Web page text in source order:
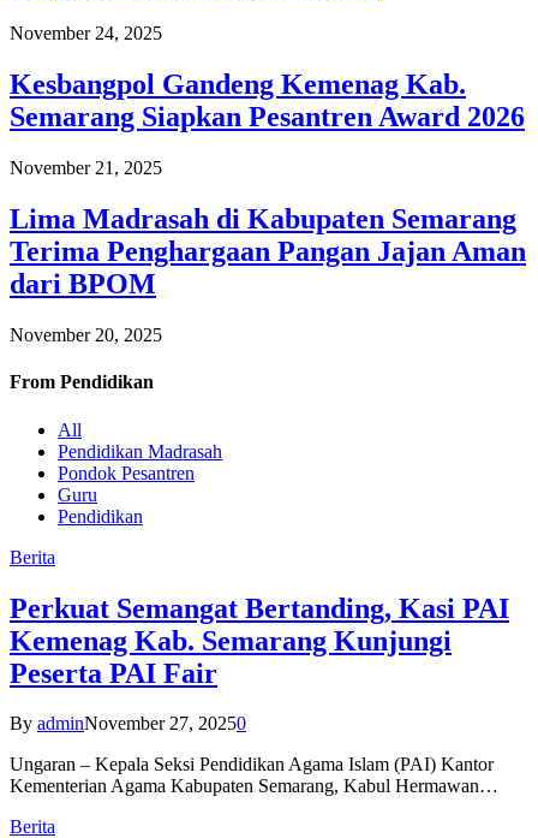
November 24, 2025
Kesbangpol Gandeng Kemenag Kab.
Semarang Siapkan Pesantren Award 2026
November 21, 2025
Lima Madrasah di Kabupaten Semarang
Terima Penghargaan Pangan Jajan Aman
dari BPOM
November 20, 2025
From Pendidikan
All
Pendidikan Madrasah
Pondok Pesantren
Guru
Pendidikan
Berita
Perkuat Semangat Bertanding, Kasi PAI
Kemenag Kab. Semarang Kunjungi
Peserta PAI Fair
By adminNovember 27, 20250
Ungaran – Kepala Seksi Pendidikan Agama Islam (PAI) Kantor
Kementerian Agama Kabupaten Semarang, Kabul Hermawan…
Berita